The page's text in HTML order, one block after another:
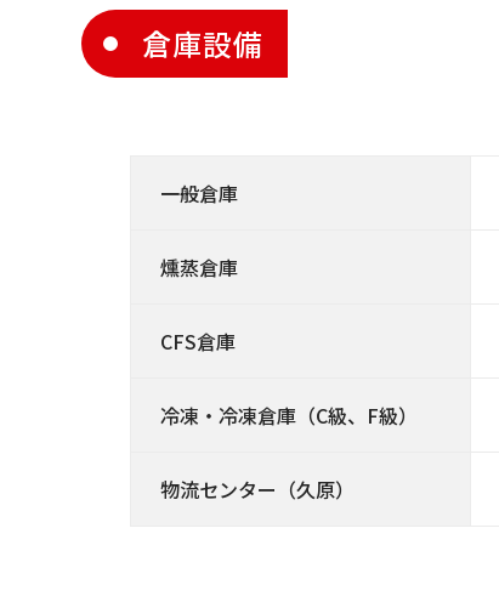
倉庫設備
一般倉庫
燻蒸倉庫
CFS倉庫
冷凍・冷凍倉庫（C級、F級）
物流センター（久原）